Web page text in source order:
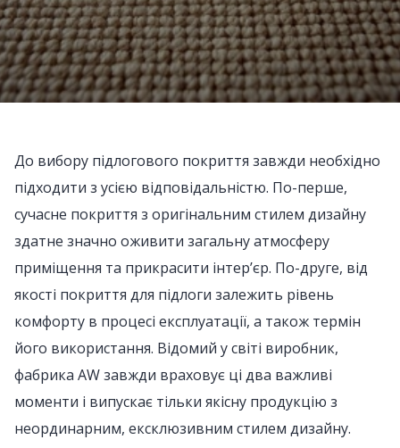
До вибору підлогового покриття завжди необхідно
підходити з усією відповідальністю. По-перше,
сучасне покриття з оригінальним стилем дизайну
здатне значно оживити загальну атмосферу
приміщення та прикрасити інтер’єр. По-друге, від
якості покриття для підлоги залежить рівень
комфорту в процесі експлуатації, а також термін
його використання. Відомий у світі виробник,
фабрика AW завжди враховує ці два важливі
моменти і випускає тільки якісну продукцію з
неординарним, ексклюзивним стилем дизайну.